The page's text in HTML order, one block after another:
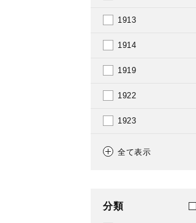
1913
1914
1919
1922
1923
1925
全て表示
分類